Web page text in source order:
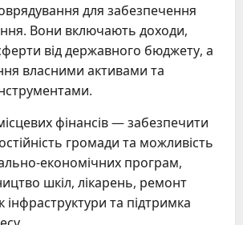
для забезпечення
Вони включають доходи,
від державного бюджету, а
власними активами та
фінансів — забезпечити
громади та можливість
економічних програм,
шкіл, лікарень, ремонт
інфраструктури та підтримка